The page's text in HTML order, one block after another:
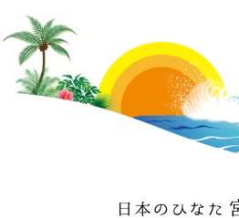
日本のひなた 宮崎県